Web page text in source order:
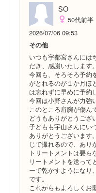
SO
50代前半
2026/07/06 09:53
その他
いつも宇都宮さんには
だき、感謝いたします
今回も、そろそろ予
がとれるのが１か月ほ
は忘れずに早めに予約
今回は小野さんが力強
このところ肩腕が傷ん
どうもありがとうござ
子どもも宇山さんにい
ありがとうございます
じで撮れるので、あり
トリートメントは要ら
リートメントを送って
ーで乾かすようになり
です。
これからもよろしくお